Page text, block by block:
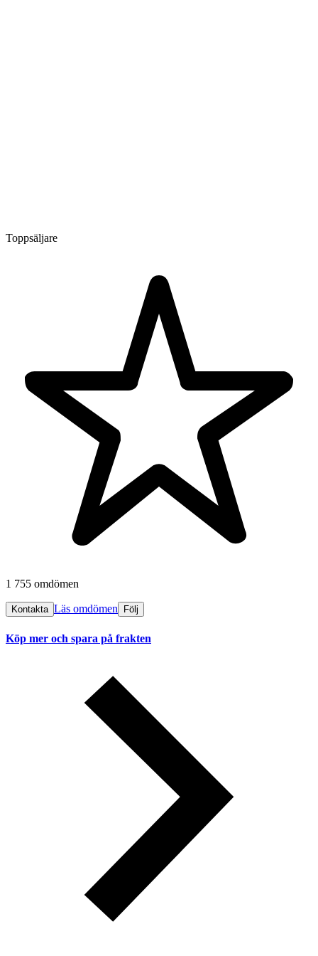
Toppsäljare
1 755 omdömen
Kontakta Läs omdömen Följ
Köp mer och spara på frakten